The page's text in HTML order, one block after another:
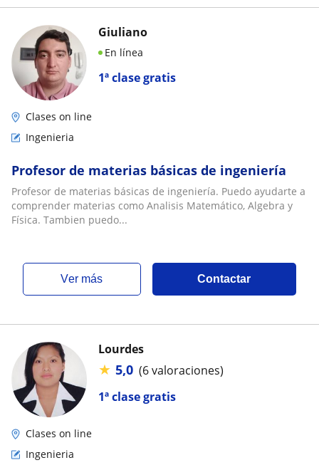
1ª clase gratis
Giuliano
En línea
Clases on line
Ingenieria
Profesor de materias básicas de ingeniería
Profesor de materias básicas de ingeniería. Puedo ayudarte a
comprender materias como Analisis Matemático, Algebra y
Física. Tambien puedo...
ver más Contactar
1ª clase gratis
Lourdes
★ 5,0 (6 valoraciones)
Clases on line
Ingenieria